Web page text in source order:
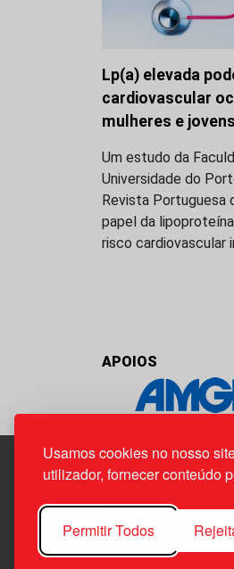
Usamos cookies no nosso
utilizador, fornecer conteúdo
Permitir Todos
Lp(a) elevada
cardiovascular
mulheres e jovens
Um estudo da
Universidade do
Revista Portuguesa
papel da
risco cardiovascular
APOIOS
1800-282 Lisboa |
21 850 40 65